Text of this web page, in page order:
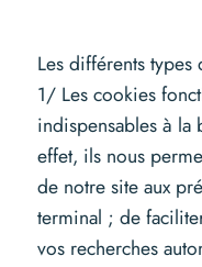
Les différents
1/ Les cookies
indispensables à la
effet, ils nous
de notre site aux
terminal ; de
vos recherches